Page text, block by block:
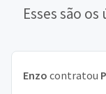
Esses são
Enzo contratou